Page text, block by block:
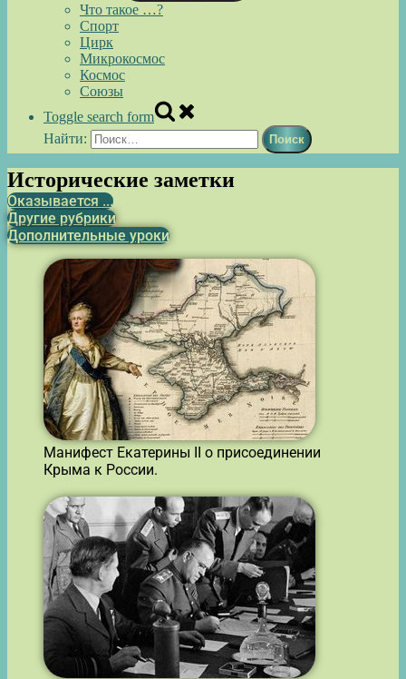
Что такое …?
Спорт
Цирк
Микрокосмос
Космос
Союзы
Toggle search form
Найти:
Исторические заметки
Оказывается ...
Другие рубрики
Дополнительные уроки
Манифест Екатерины II о присоединении
Крыма к России.